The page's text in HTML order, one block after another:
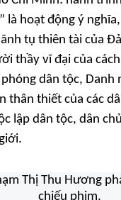
là hoạt động ý
tụ thiên tài của
thầy vĩ đại của
dân tộc, Danh
thân thiết của các
lập dân tộc, dân